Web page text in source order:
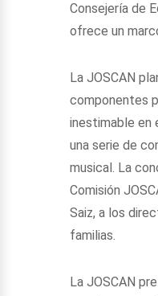
Consejería de
ofrece un
La JOSCAN
componentes
inestimable en
una serie de
musical. La
Comisión
Saiz, a los
familias.
La JOSCAN